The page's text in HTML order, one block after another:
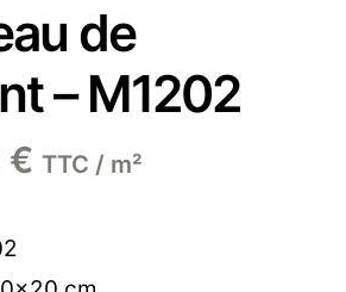
de
– M1202
€ TTC / m²